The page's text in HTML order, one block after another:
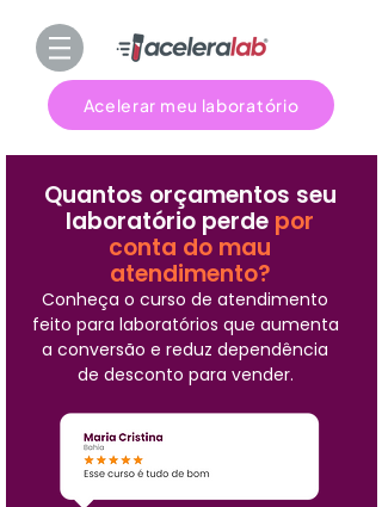
Acelerar meu laboratório
Quantos orçamentos seu
laboratório perde por
conta do mau
atendimento?
Conheça o curso de atendimento
feito para laboratórios que aumenta
a conversão e reduz dependência
de desconto para vender.